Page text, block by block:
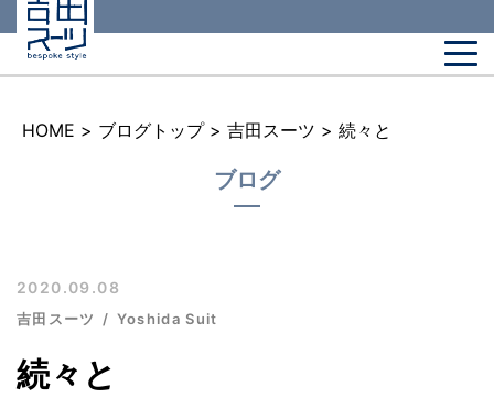
HOME > ブログトップ > 吉田スーツ > 続々と
ブログ
2020.09.08
吉田スーツ Yoshida Suit
続々と